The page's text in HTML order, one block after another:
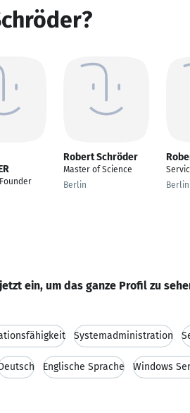
Robert Schröder
Master of Science
Berlin
Berlin
ein, um das ganze Profil zu
Systemadministration
Englische Sprache Windows